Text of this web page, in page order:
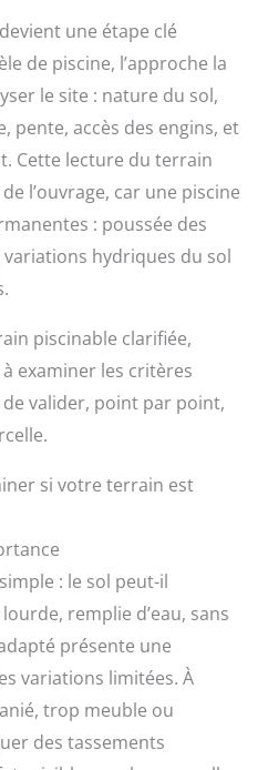
une étape clé
de piscine, l’approche la
le site : nature du sol,
pente, accès des engins, et
Cette lecture du terrain
l’ouvrage, car une piscine
: poussée des
variations hydriques du sol
piscinable clarifiée,
examiner les critères
valider, point par point,
si votre terrain est
: le sol peut-il
remplie d’eau, sans
présente une
variations limitées. À
trop meuble ou
des tassements